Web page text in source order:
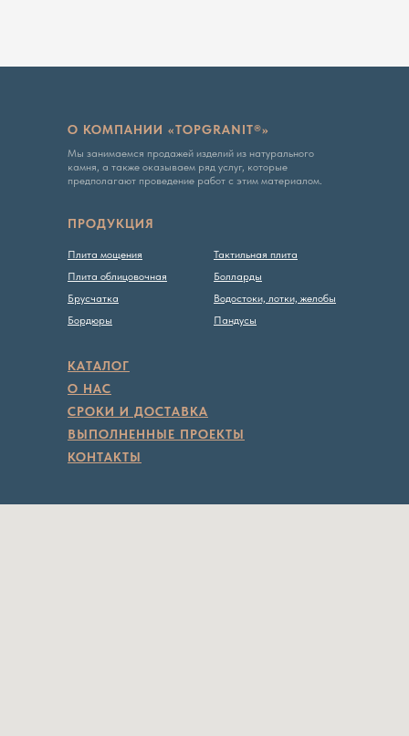
О КОМПАНИИ «TOPGRANIT®»
Мы занимаемся продажей изделий из натурального
камня, а также оказываем ряд услуг, которые
предполагают проведение работ с этим материалом.
Тактильная плита
Болларды
Водостоки, лотки, желобы
Пандусы
КАТАЛОГ
О НАС
СРОКИ И ДОСТАВКА
ВЫПОЛНЕННЫЕ ПРОЕКТЫ
КОНТАКТЫ
ПРОДУКЦИЯ
Плита мощения
Плита облицовочная
Брусчатка
Бордюры